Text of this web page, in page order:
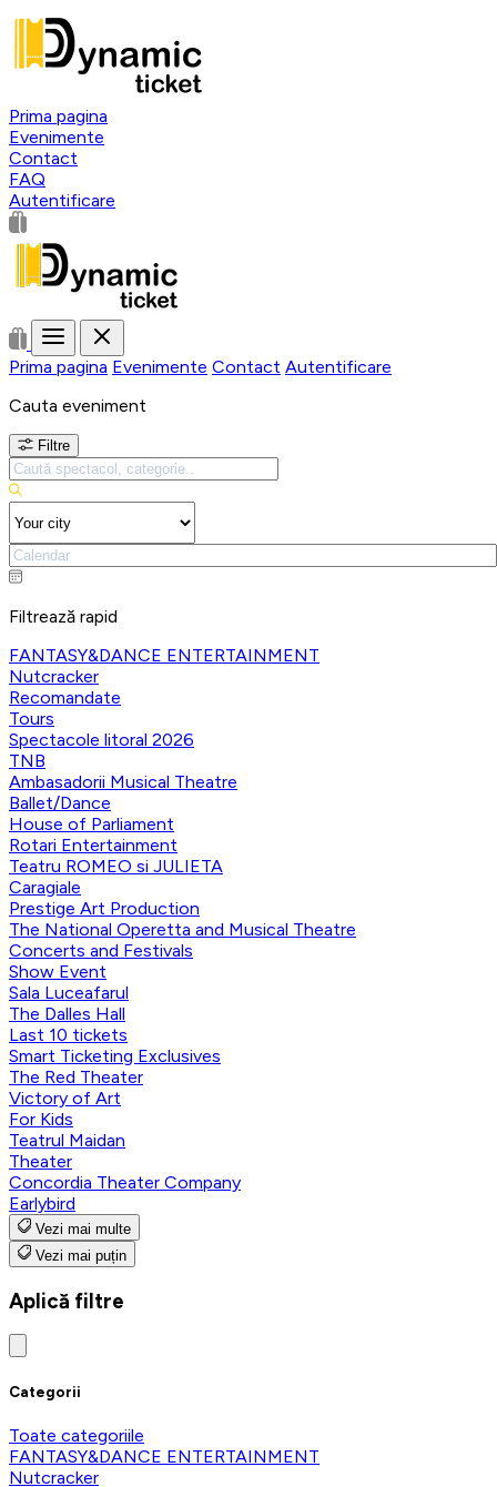
Prima pagina
Evenimente
Contact
FAQ
Autentificare
Prima pagina Evenimente Contact Autentificare
Cauta eveniment
Filtre
Filtrează rapid
FANTASY&DANCE ENTERTAINMENT
Nutcracker
Recomandate
Tours
Spectacole litoral 2026
TNB
Ambasadorii Musical Theatre
Ballet/Dance
House of Parliament
Rotari Entertainment
Teatru ROMEO si JULIETA
Caragiale
Prestige Art Production
The National Operetta and Musical Theatre
Concerts and Festivals
Show Event
Sala Luceafarul
The Dalles Hall
Last 10 tickets
Smart Ticketing Exclusives
The Red Theater
Victory of Art
For Kids
Teatrul Maidan
Theater
Concordia Theater Company
Earlybird
Vezi mai multe
Vezi mai puțin
Aplică filtre
Categorii
Toate categoriile
FANTASY&DANCE ENTERTAINMENT
Nutcracker